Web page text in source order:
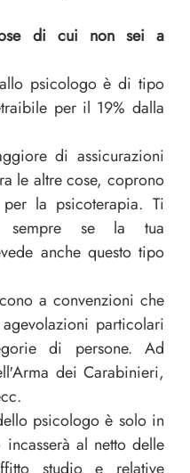
di cui non sei a
psicologo è di tipo
per il 19% dalla
di assicurazioni
le altre cose, coprono
la psicoterapia. Ti
sempre se la tua
anche questo tipo
a convenzioni che
particolari
di persone. Ad
dei Carabinieri,
psicologo è solo in
al netto delle
studio e relative